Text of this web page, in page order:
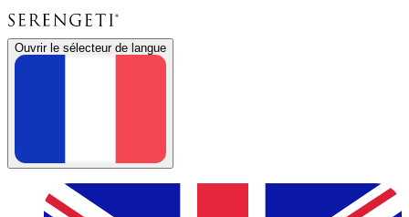
Ouvrir le sélecteur de langue